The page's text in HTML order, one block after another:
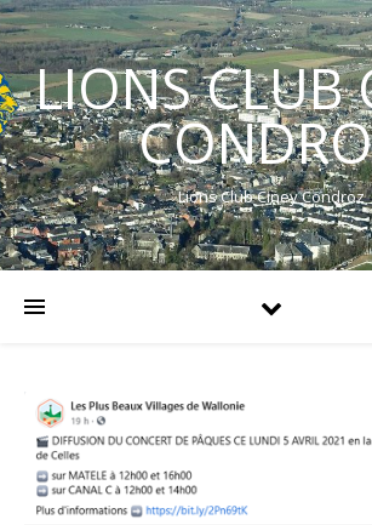
LIONS CLUB
Lions Club Ciney Condroz